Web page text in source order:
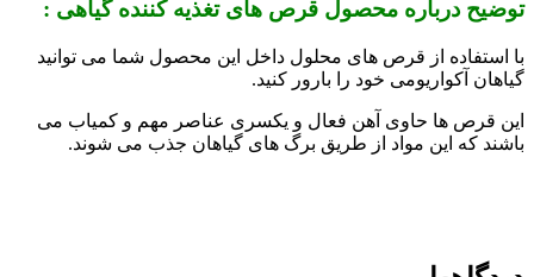
توضیح درباره محصول قرص های تغذیه کننده گیاهی :
با استفاده از قرص های محلول داخل این محصول شما می توانید
گیاهان آکواریومی خود را بارور کنید.
این قرص ها حاوی آهن فعال و یکسری عناصر مهم و کمیاب می
باشند که این مواد از طریق برگ های گیاهان جذب می شوند.